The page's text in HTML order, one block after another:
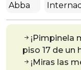
Abba
¡Pimpinela
piso 17 de un
¡Miras las